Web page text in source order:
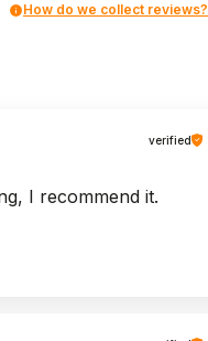
How do we collect reviews?
verified
I recommend it.